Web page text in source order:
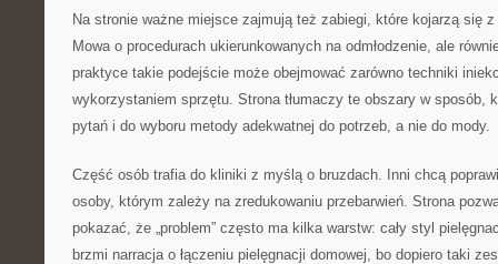
Na stronie ważne miejsce zajmują też zabiegi, które kojarzą się
Mowa o procedurach ukierunkowanych na odmłodzenie, ale
praktyce takie podejście może obejmować zarówno techniki
wykorzystaniem sprzętu. Strona tłumaczy te obszary w sposób,
pytań i do wyboru metody adekwatnej do potrzeb, a nie do mody.
Część osób trafia do kliniki z myślą o bruzdach. Inni chcą
osoby, którym zależy na zredukowaniu przebarwień. Strona
pokazać, że „problem” często ma kilka warstw: cały styl
brzmi narracja o łączeniu pielęgnacji domowej, bo dopiero taki